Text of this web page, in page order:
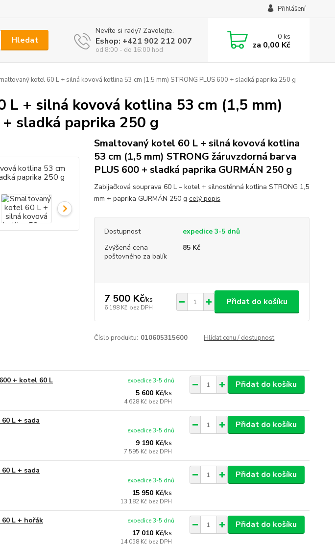
Přihlášení
Hledat
Nevíte si rady? Zavolejte.
Eshop: +421 902 212 007
od 8:00 - do 16:00 hod
0ks
za 0,00 Kč
kotel 60 L + silná kovová kotlina 53 cm (1,5 mm) STRONG PLUS 600 + sladká paprika 250 g
L + silná kovová kotlina 53 cm (1,5 mm)
sladká paprika 250 g
Smaltovaný kotel 60 L + silná kovová kotlina
53 cm (1,5 mm) STRONG žáruvzdorná barva
PLUS 600 + sladká paprika GURMÁN 250 g
Zabijačková souprava 60 L – kotel + silnostěnná kotlina STRONG 1,5
mm + paprika GURMÁN 250 g celý popis
Dostupnost
expedice 3-5 dnů
Zvýšená cena
poštovného za balík
85 Kč
7 500 Kč/ks
6 198 Kč bez DPH
Přidat do košíku
Číslo produktu: 010605315600 Hlídat cenu / dostupnost
+ kotel 60 L
5 600 Kč/ks
4 628 Kč bez DPH
expedice 3-5 dnů Přidat do košíku
L + sada
9 190 Kč/ks
7 595 Kč bez DPH
expedice 3-5 dnů
Přidat do košíku
L + sada
15 950 Kč/ks
13 182 Kč bez DPH
expedice 3-5 dnů
Přidat do košíku
L + hořák
17 010 Kč/ks
14 058 Kč bez DPH
expedice 3-5 dnů Přidat do košíku